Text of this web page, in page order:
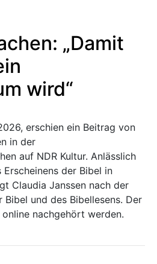
„Damit
wird“
erschien ein Beitrag von
in der
auf NDR Kultur. Anlässlich
der Bibel in
Claudia Janssen nach der
Bibel und des Bibellesens. Der
nachgehört werden.